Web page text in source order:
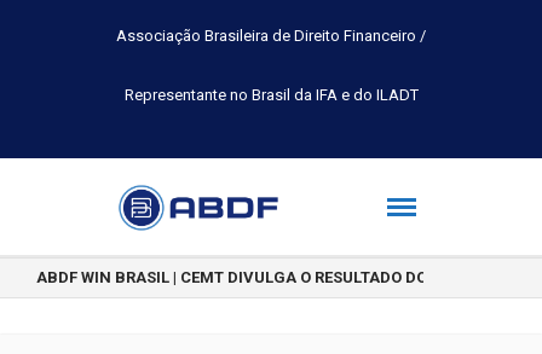
Associação Brasileira de Direito Financeiro /
Representante no Brasil da IFA e do ILADT
ABDF WIN BRASIL | CEMT DIVULGA O RESULTADO DO CONCURSO